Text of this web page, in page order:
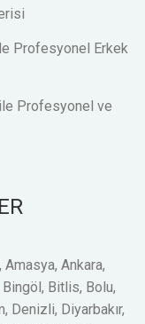
Profesyonel Erkek
Profesyonel ve
Amasya, Ankara,
Bingöl, Bitlis, Bolu,
Denizli, Diyarbakır,